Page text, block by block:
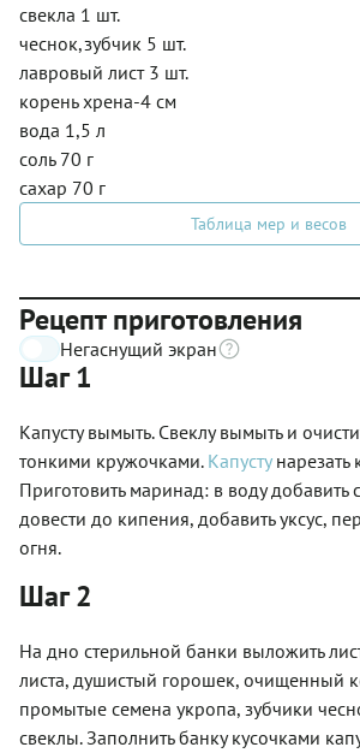
свекла 1 шт.
чеснок,зубчик 5 шт.
лавровый лист 3 шт.
корень хрена-4 см
вода 1,5 л
соль 70 г
сахар 70 г
Таблица мер и весов
Рецепт приготовления
Негаснущий экран
Шаг 1
Капусту вымыть. Свеклу вымыть и
тонкими кружочками. Капусту
Приготовить маринад: в воду добавить
довести до кипения, добавить уксус,
огня.
Шаг 2
На дно стерильной банки выложить
листа, душистый горошек, очищенный
промытые семена укропа, зубчики
свеклы. Заполнить банку кусочками